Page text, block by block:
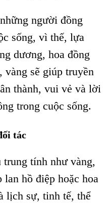
người đồng
sống, vì thế, lựa
dương, hoa đồng
vàng sẽ giúp truyền
thành, vui vẻ và lời
trong cuộc sống.
tác
trung tính như vàng,
hồ điệp hoặc hoa
lịch sự, tinh tế, thể